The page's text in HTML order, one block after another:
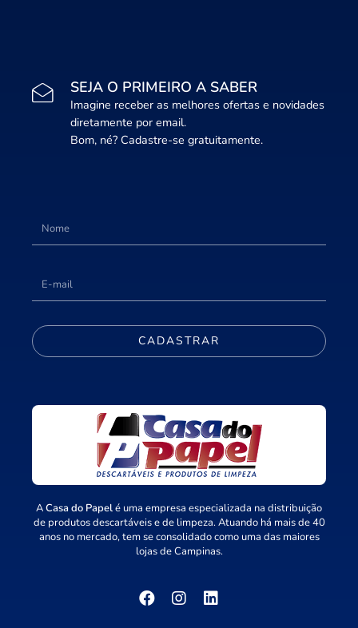
SEJA O PRIMEIRO A SABER
Imagine receber as melhores ofertas e novidades
diretamente por email.
Bom, né? Cadastre-se gratuitamente.
CADASTRAR
ACasa do Papelé uma empresa especializada na distribuição
de produtos descartáveis e de limpeza. Atuando há mais de 40
anos no mercado, tem se consolidado como uma das maiores
lojas de Campinas.